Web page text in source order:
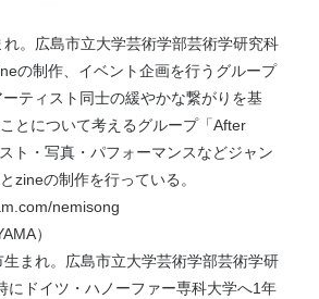
。広島市立大学芸術学部芸術学研究科
の制作、イベント企画を行うグループ
ーティスト同士の緩やかな繋がりを基
とについて考えるグループ「After
ト・写真・パフォーマンスなどジャン
zineの制作を行っている。
nemisong
）
まれ。広島市立大学芸術学部芸術学研
にドイツ・ハノーファー専科大学へ1年